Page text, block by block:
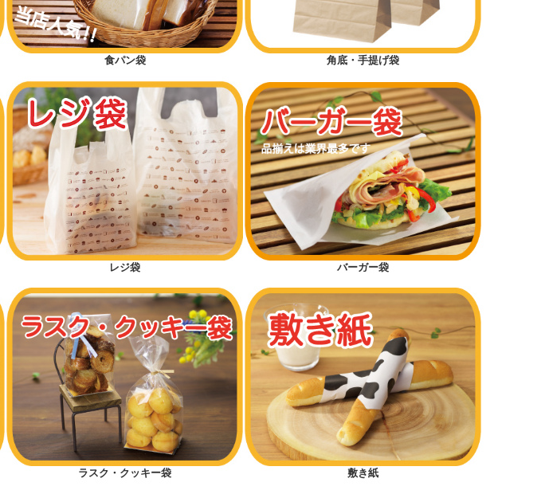
食パン袋 角底・手提げ袋
レジ袋 バーガー袋
ラスク・クッキー袋 敷き紙